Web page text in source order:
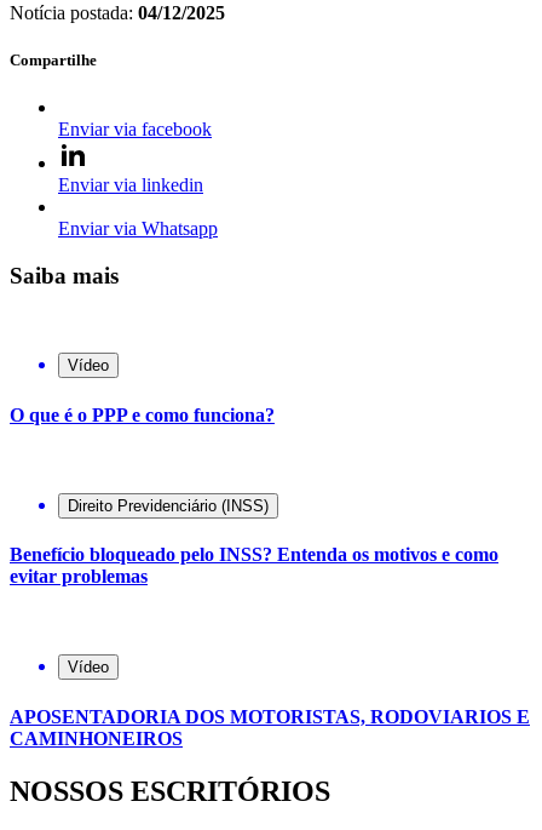
Notícia postada: 04/12/2025
Compartilhe
Enviar via facebook
Enviar via linkedin
Enviar via Whatsapp
Saiba mais
Vídeo
O que é o PPP e como funciona?
Direito Previdenciário (INSS)
Benefício bloqueado pelo INSS? Entenda os motivos e como
evitar problemas
Vídeo
APOSENTADORIA DOS MOTORISTAS, RODOVIARIOS E
CAMINHONEIROS
NOSSOS ESCRITÓRIOS